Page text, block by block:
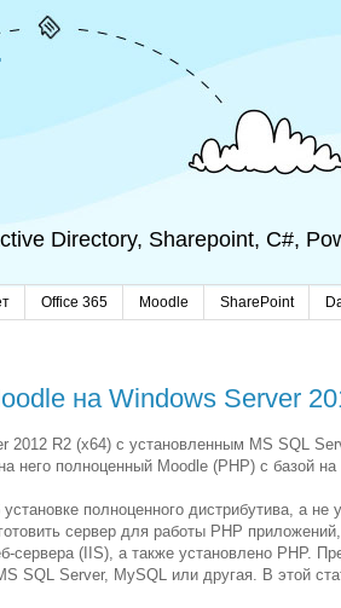
Directory, Sharepoint, C#,
Office 365 Moodle SharePoint
на Windows Server
2012 R2 (x64) с установленным MS SQL
него полноценный Moodle (PHP) с базой
полноценного дистрибутива, а не
сервер для работы PHP
сервера (IIS), а также установлено PHP.
SQL Server, MySQL или другая. В этой